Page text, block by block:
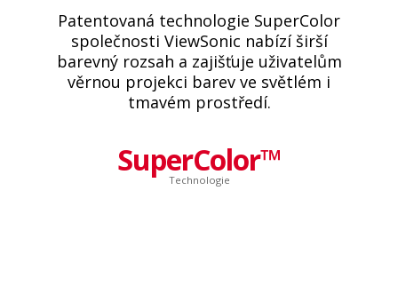
Patentovaná technologie SuperColor
společnosti ViewSonic nabízí širší
barevný rozsah a zajišťuje uživatelům
věrnou projekci barev ve světlém i
tmavém prostředí.
SuperColor™
Technologie